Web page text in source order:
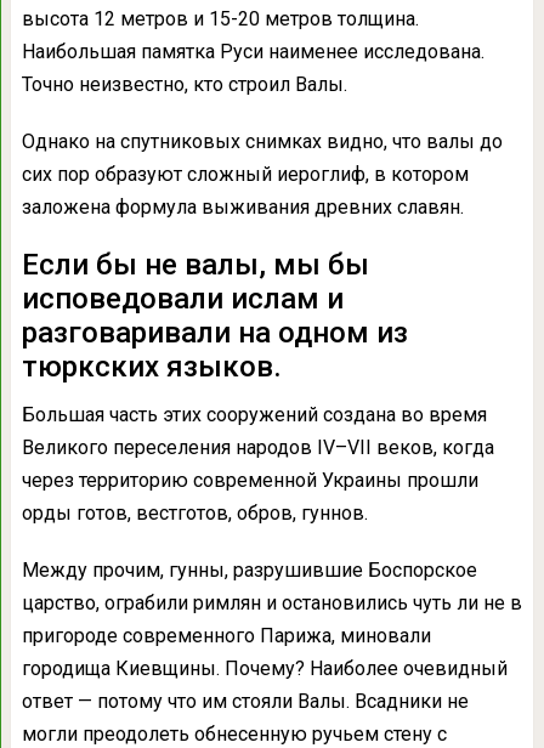
высота 12 метров и 15-20 метров толщина.
Наибольшая памятка Руси наименее исследована.
Точно неизвестно, кто строил Валы.
Однако на спутниковых снимках видно, что валы до
сих пор образуют сложный иероглиф, в котором
заложена формула выживания древних славян.
Если бы не валы, мы бы
исповедовали ислам и
разговаривали на одном из
тюркских языков.
Большая часть этих сооружений создана во время
Великого переселения народов IV–VII веков, когда
через территорию современной Украины прошли
орды готов, вестготов, обров, гуннов.
Между прочим, гунны, разрушившие Боспорское
царство, ограбили римлян и остановились чуть ли не в
пригороде современного Парижа, миновали
городища Киевщины. Почему? Наиболее очевидный
ответ — потому что им стояли Валы. Всадники не
могли преодолеть обнесенную ручьем стену с